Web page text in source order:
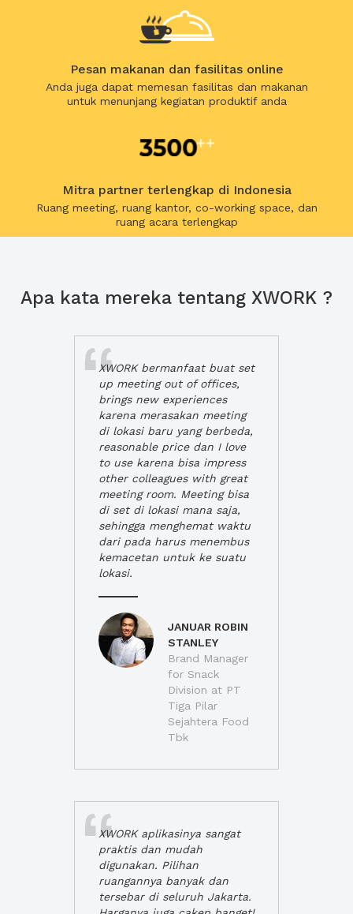
Pesan makanan dan fasilitas online
Anda juga dapat memesan fasilitas dan makanan
untuk menunjang kegiatan produktif anda
Mitra partner terlengkap di Indonesia
Ruang meeting, ruang kantor, co-working space, dan
ruang acara terlengkap
Apa kata mereka tentang XWORK ?
XWORK bermanfaat buat set
up meeting out of offices,
brings new experiences
karena merasakan meeting
di lokasi baru yang berbeda,
reasonable price dan I love
to use karena bisa impress
other colleagues with great
meeting room. Meeting bisa
di set di lokasi mana saja,
sehingga menghemat waktu
dari pada harus menembus
kemacetan untuk ke suatu
lokasi.
JANUAR ROBIN
STANLEY
Brand Manager
for Snack
Division at PT
Tiga Pilar
Sejahtera Food
Tbk
XWORK aplikasinya sangat
praktis dan mudah
digunakan. Pilihan
ruangannya banyak dan
tersebar di seluruh Jakarta.